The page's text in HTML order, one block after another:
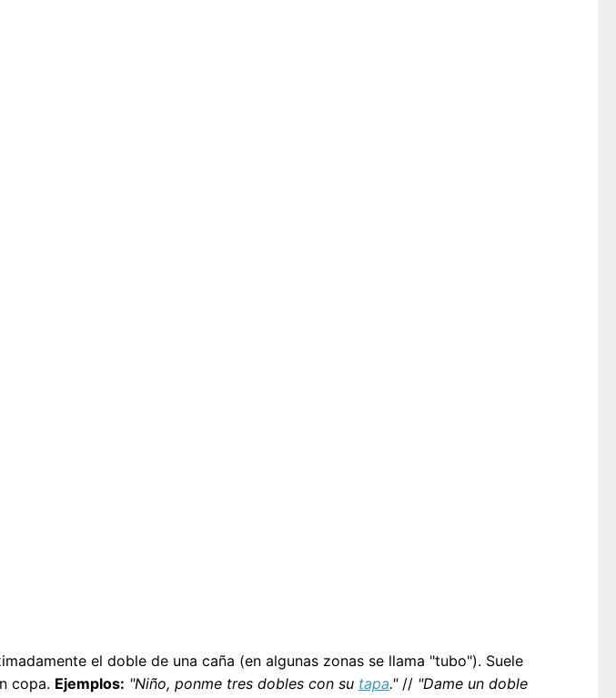
el doble de una caña (en algunas zonas se llama "tubo"). Suele
copa. Ejemplos: "Niño, ponme tres dobles con su tapa."// "Dame un doble